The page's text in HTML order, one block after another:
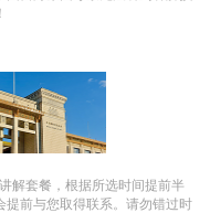
解套餐，根据所选时间提前半
提前与您取得联系。请勿错过时